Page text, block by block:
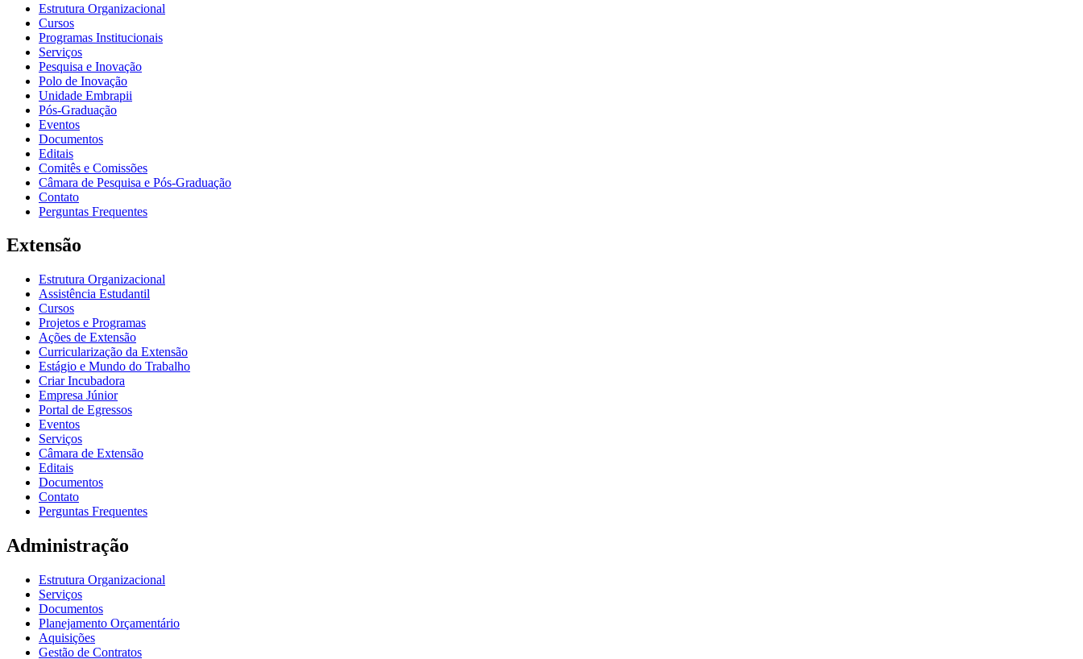
Estrutura Organizacional
Cursos
Programas Institucionais
Serviços
Pesquisa e Inovação
Polo de Inovação
Unidade Embrapii
Pós-Graduação
Eventos
Documentos
Editais
Comitês e Comissões
Câmara de Pesquisa e Pós-Graduação
Contato
Perguntas Frequentes
Extensão
Estrutura Organizacional
Assistência Estudantil
Cursos
Projetos e Programas
Ações de Extensão
Curricularização da Extensão
Estágio e Mundo do Trabalho
Criar Incubadora
Empresa Júnior
Portal de Egressos
Eventos
Serviços
Câmara de Extensão
Editais
Documentos
Contato
Perguntas Frequentes
Administração
Estrutura Organizacional
Serviços
Documentos
Planejamento Orçamentário
Aquisições
Gestão de Contratos